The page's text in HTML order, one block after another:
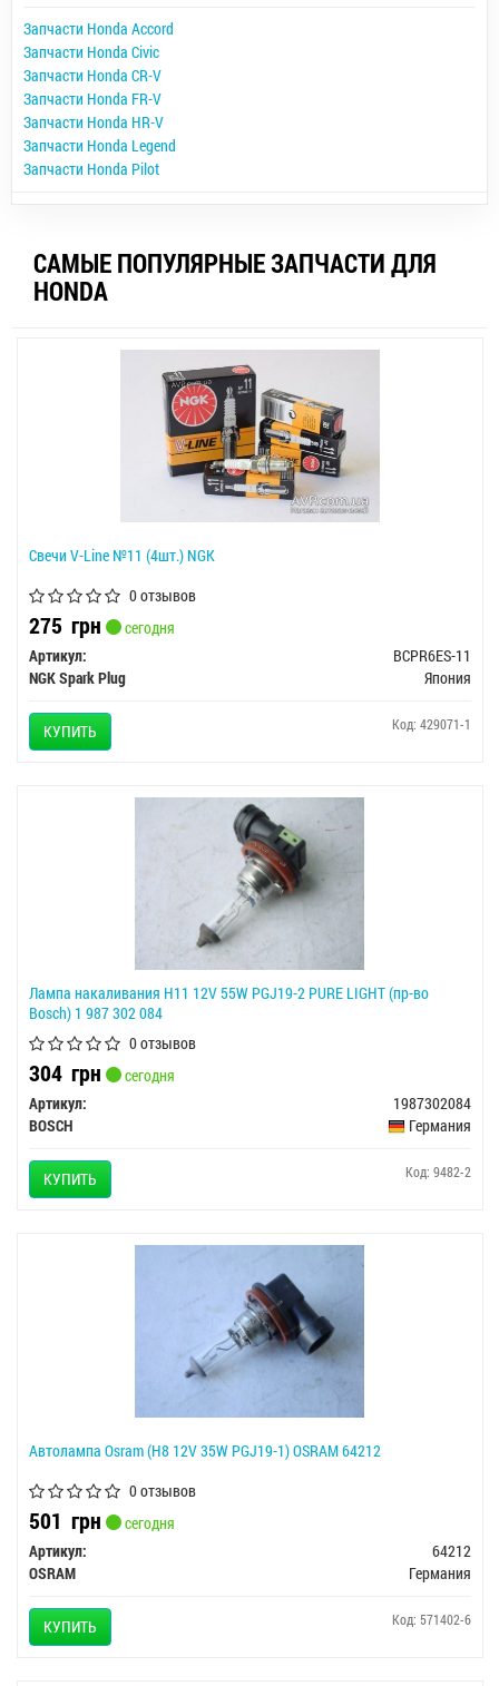
Запчасти Honda Accord
Запчасти Honda Civic
Запчасти Honda CR-V
Запчасти Honda FR-V
Запчасти Honda HR-V
Запчасти Honda Legend
Запчасти Honda Pilot
САМЫЕ ПОПУЛЯРНЫЕ ЗАПЧАСТИ ДЛЯ
HONDA
Свечи V-Line №11 (4шт.) NGK
0 отзывов
275 грн
сегодня
Артикул:
BCPR6ES-11
NGK Spark Plug
Япония
КУПИТЬ Код: 429071-1
Лампа накаливания H11 12V 55W PGJ19-2 PURE LIGHT (пр-во
Bosch) 1 987 302 084
0 отзывов
304 грн
сегодня
Артикул:
1987302084
BOSCH
Германия
КУПИТЬ Код: 9482-2
Автолампа Osram (H8 12V 35W PGJ19-1) OSRAM 64212
0 отзывов
501 грн
сегодня
Артикул:
64212
OSRAM
Германия
КУПИТЬ Код: 571402-6